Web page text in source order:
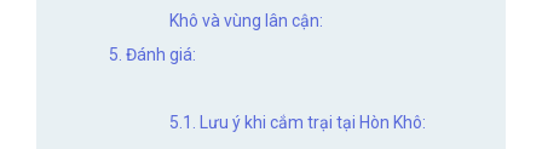
Khô và vùng lân cận:
5. Đánh giá:
5.1. Lưu ý khi cắm trại tại Hòn Khô: